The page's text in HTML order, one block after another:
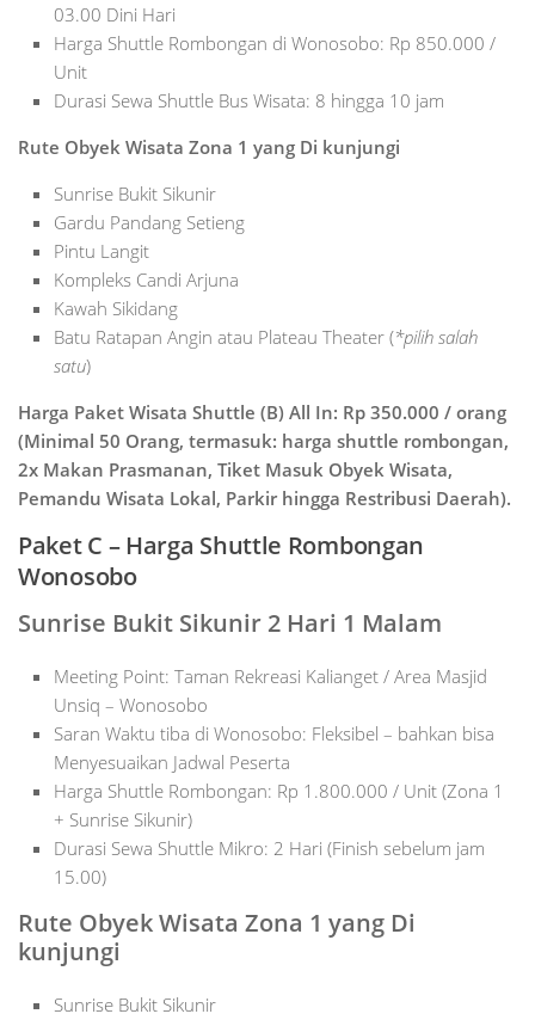
03.00 Dini Hari
Harga Shuttle Rombongan di Wonosobo: Rp 850.000 /
Unit
Durasi Sewa Shuttle Bus Wisata: 8 hingga 10 jam
Rute Obyek Wisata Zona 1 yang Di kunjungi
Sunrise Bukit Sikunir
Gardu Pandang Setieng
Pintu Langit
Kompleks Candi Arjuna
Kawah Sikidang
Batu Ratapan Angin atau Plateau Theater (*pilih salah
satu)
Harga Paket Wisata Shuttle (B) All In: Rp 350.000 / orang
(Minimal 50 Orang, termasuk: harga shuttle rombongan,
2x Makan Prasmanan, Tiket Masuk Obyek Wisata,
Pemandu Wisata Lokal, Parkir hingga Restribusi Daerah).
Paket C – Harga Shuttle Rombongan
Wonosobo
Sunrise Bukit Sikunir 2 Hari 1 Malam
Meeting Point: Taman Rekreasi Kalianget / Area Masjid
Unsiq – Wonosobo
Saran Waktu tiba di Wonosobo: Fleksibel – bahkan bisa
Menyesuaikan Jadwal Peserta
Harga Shuttle Rombongan: Rp 1.800.000 / Unit (Zona 1
+ Sunrise Sikunir)
Durasi Sewa Shuttle Mikro: 2 Hari (Finish sebelum jam
15.00)
Rute Obyek Wisata Zona 1 yang Di
kunjungi
Sunrise Bukit Sikunir